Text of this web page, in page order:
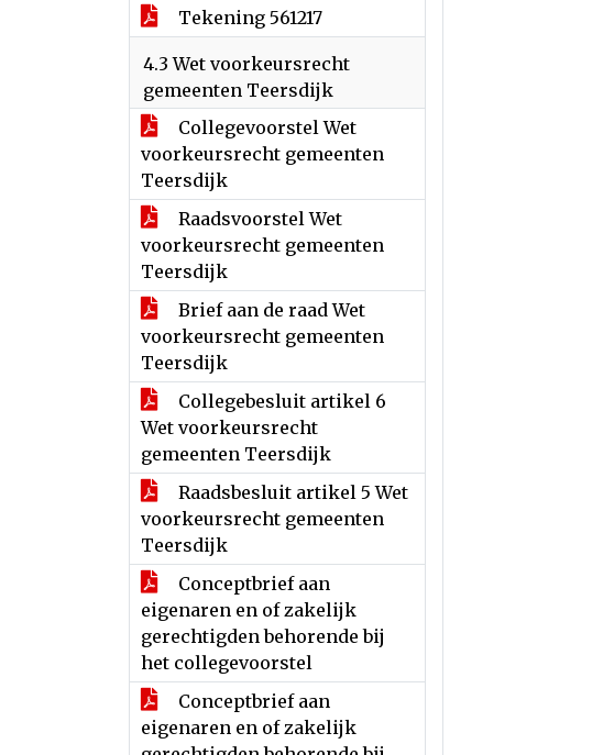
Tekening 561217
4.3 Wet voorkeursrecht
gemeenten Teersdijk
Collegevoorstel Wet
voorkeursrecht gemeenten
Teersdijk
Raadsvoorstel Wet
voorkeursrecht gemeenten
Teersdijk
Brief aan de raad Wet
voorkeursrecht gemeenten
Teersdijk
Collegebesluit artikel 6
Wet voorkeursrecht
gemeenten Teersdijk
Raadsbesluit artikel 5 Wet
voorkeursrecht gemeenten
Teersdijk
Conceptbrief aan
eigenaren en of zakelijk
gerechtigden behorende bij
het collegevoorstel
Conceptbrief aan
eigenaren en of zakelijk